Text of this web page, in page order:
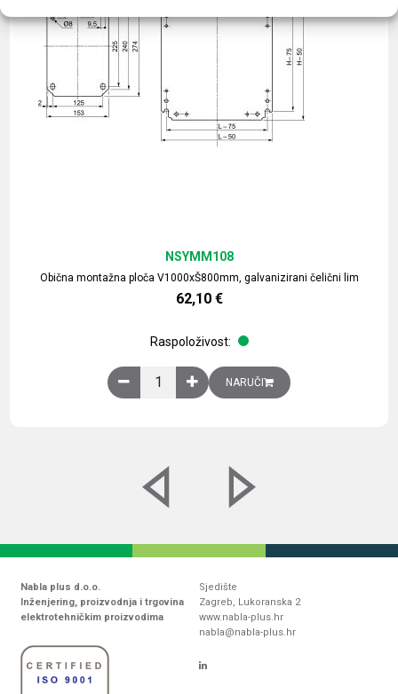
Obična montažna ploča V1000xŠ800mm, galvanizirani čelični lim
NSYMM108
62,10 €
Raspoloživost:
Obična montažna ploča V1000xŠ800mm,
NARUČI
Nabla plus d.o.o.
Inženjering, proizvodnja i trgovina
elektrotehničkim proizvodima
Sjedište
Zagreb, Lukoranska 2
www.nabla-plus.hr
nabla@nabla-plus.hr